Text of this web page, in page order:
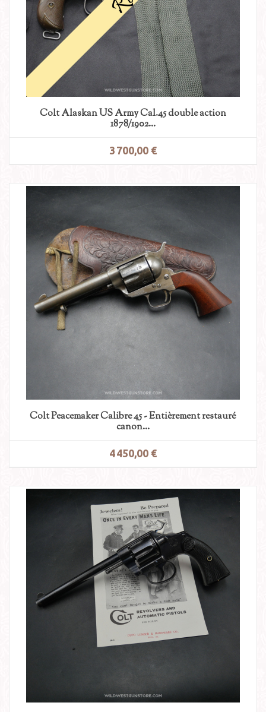
Colt Alaskan US Army Cal.45 double action
1878/1902...
3 700,00 €
Colt Peacemaker Calibre 45 - Entièrement restauré
canon...
4 450,00 €